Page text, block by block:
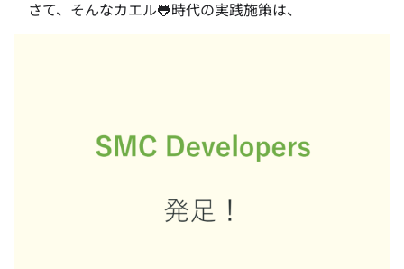
さて、そんなカエル🐸時代の実践施策は、